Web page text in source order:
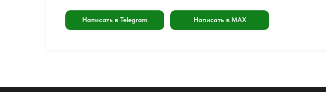
Написать в MAX
Написать в Telegram